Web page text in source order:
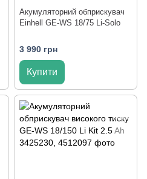
Акумуляторний обприскувач
Einhell GE-WS 18/75 Li-Solo
3 990 грн
Купити